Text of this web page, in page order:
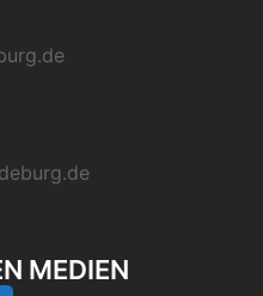
MEDIEN